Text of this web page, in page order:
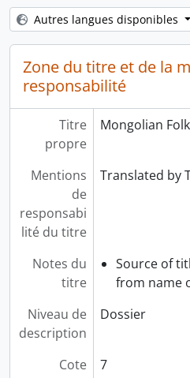
Autres langues disponibles
Zone du titre et de la
responsabilité
Titre
propre
Mongolian
Mentions
de
responsabi
lité du titre
Translated by
Notes du
titre
Source of
from name
Niveau de
description
Dossier
Cote 7